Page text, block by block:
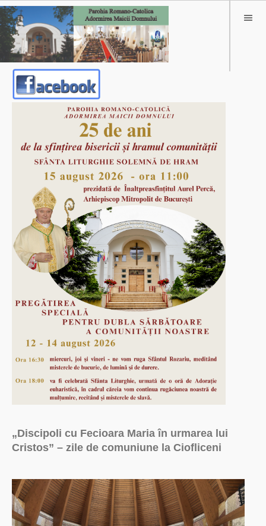
„Discipoli cu Fecioara Maria în urmarea lui
Cristos” – zile de comuniune la Ciofliceni